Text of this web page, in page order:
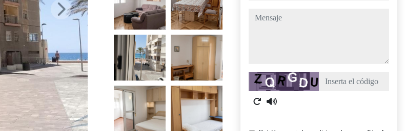
mensaje
Captcha